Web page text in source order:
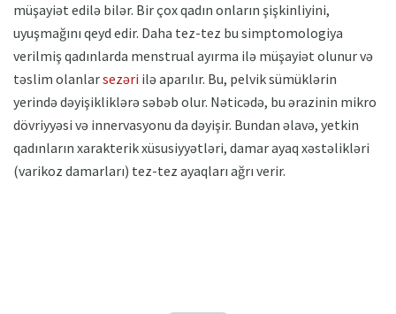
müşayiət edilə bilər. Bir çox qadın onların şişkinliyini,
uyuşmağını qeyd edir. Daha tez-tez bu simptomologiya
verilmiş qadınlarda menstrual ayırma ilə müşayiət olunur və
təslim olanlarsezəri ilə aparılır. Bu, pelvik sümüklərin
yerində dəyişikliklərə səbəb olur. Nəticədə, bu ərazinin mikro
dövriyyəsi və innervasyonu da dəyişir. Bundan əlavə, yetkin
qadınların xarakterik xüsusiyyətləri, damar ayaq xəstəlikləri
(varikoz damarları) tez-tez ayaqları ağrı verir.